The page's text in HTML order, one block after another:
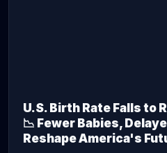
U.S. Birth Rate Falls to
📉 Fewer Babies,
Reshape America's